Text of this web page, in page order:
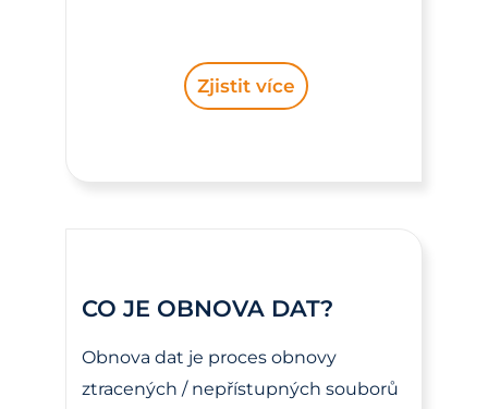
Zjistit více
CO JE OBNOVA DAT?
Obnova dat je proces obnovy
ztracených / nepřístupných souborů